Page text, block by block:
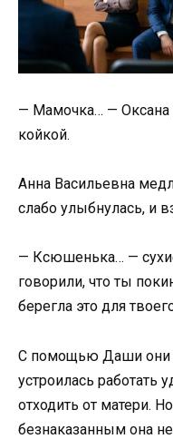
— Мамочка… — Оксана
койкой.
Анна Васильевна
слабо улыбнулась, и
— Ксюшенька… —
говорили, что ты
берегла это для
С помощью Даши они
устроилась работать
отходить от матери.
безнаказанным она